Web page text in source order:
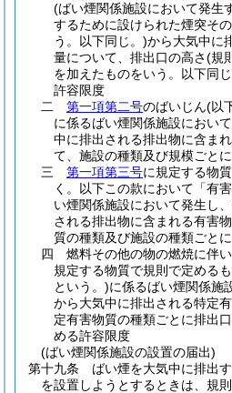
(ばい煙関係施設において発生
するために設けられた煙突そ
う。以下同じ。)から大気中に
量について、排出口の高さ(規
を加えたものをいう。以下同
許容限度
二
第一項第二号のばいじん(以
に係るばい煙関係施設におい
中に排出される排出物に含ま
て、施設の種類及び規模ごと
三
第一項第三号に規定する物質
く。以下この款において「有
い煙関係施設において発生し
される排出物に含まれる有害
質の種類及び施設の種類ごと
四
燃料その他の物の燃焼に伴
規定する物質で規則で定める
という。)に係るばい煙関係施
から大気中に排出される特定
定有害物質の種類ごとに排出
める許容限度
(ばい煙関係施設の設置の届出)
第十九条
ばい煙を大気中に排出
を設置しようとするときは、規